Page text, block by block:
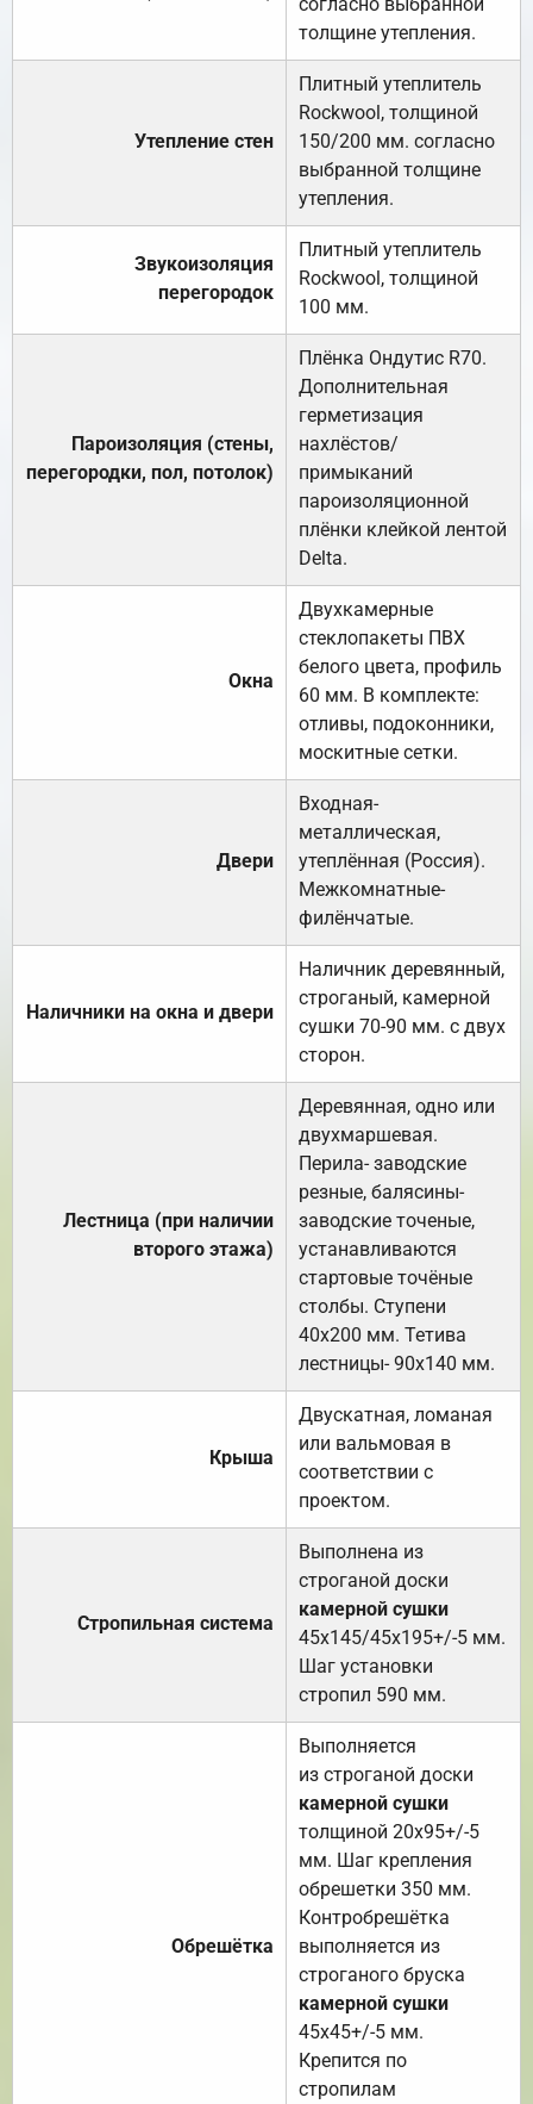
толщине утепления.
Утепление стен
Плитный утеплитель
Rockwool, толщиной
150/200 мм. согласно
выбранной толщине
утепления.
Звукоизоляция
перегородок
Плитный утеплитель
Rockwool, толщиной
100 мм.
Пароизоляция (стены,
перегородки, пол, потолок)
Плёнка Ондутис R70.
Дополнительная
герметизация
нахлёстов/
примыканий
пароизоляционной
плёнки клейкой лентой
Delta.
Окна
Двухкамерные
стеклопакеты ПВХ
белого цвета, профиль
60 мм. В комплекте:
отливы, подоконники,
москитные сетки.
Двери
Входная-
металлическая,
утеплённая (Россия).
Межкомнатные-
филёнчатые.
Наличники на окна и двери
Наличник деревянный,
строганый, камерной
сушки 70-90 мм. с двух
сторон.
Лестница (при наличии
второго этажа)
Деревянная, одно или
двухмаршевая.
Перила- заводские
резные, балясины-
заводские точеные,
устанавливаются
стартовые точёные
столбы. Ступени
40х200 мм. Тетива
лестницы- 90х140 мм.
Крыша
Двускатная, ломаная
или вальмовая в
соответствии с
проектом.
Стропильная система
Выполнена из
строганой доски
камерной сушки
45х145/45х195+/-5 мм.
Шаг установки
стропил 590 мм.
Обрешётка
Выполняется
из строганой доски
камерной сушки
толщиной 20х95+/-5
мм. Шаг крепления
обрешетки 350 мм.
Контробрешётка
выполняется из
строганого бруска
камерной сушки
45х45+/-5 мм.
Крепится по
стропилам